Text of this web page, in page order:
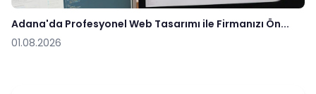
Adana'da Profesyonel Web Tasarımı ile Firmanızı Ön...
01.08.2026